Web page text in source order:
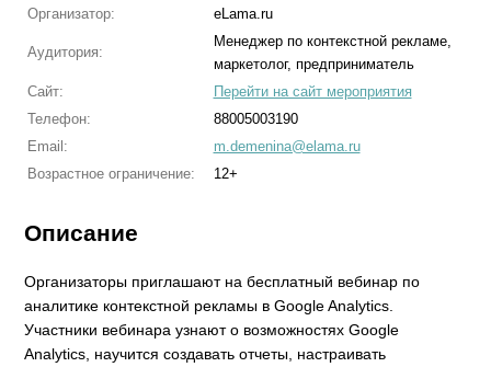
Организатор:
eLama.ru
Аудитория:
Менеджер по контекстной рекламе,
маркетолог, предприниматель
Сайт:
Перейти на сайт мероприятия
Телефон:
88005003190
Email:
m.demenina@elama.ru
Возрастное ограничение:
12+
Описание
Организаторы приглашают на бесплатный вебинар по
аналитике контекстной рекламы в Google Analytics.
Участники вебинара узнают о возможностях Google
Analytics, научится создавать отчеты, настраивать